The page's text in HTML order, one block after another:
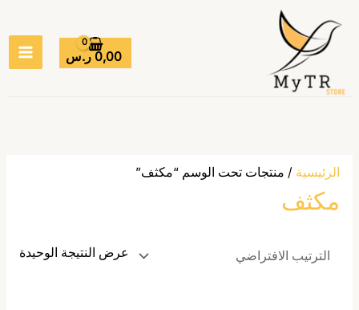
المحتوى
0,00 ر.س
الرئيسية / منتجات تحت الوسم “مكثف”
مكثف
عرض النتيجة الوحيدة